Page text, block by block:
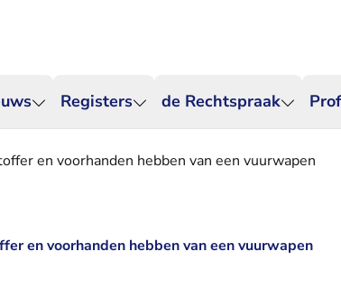
Registers de Rechtspraak
en voorhanden hebben van een vuurwapen
en voorhanden hebben van een vuurwapen